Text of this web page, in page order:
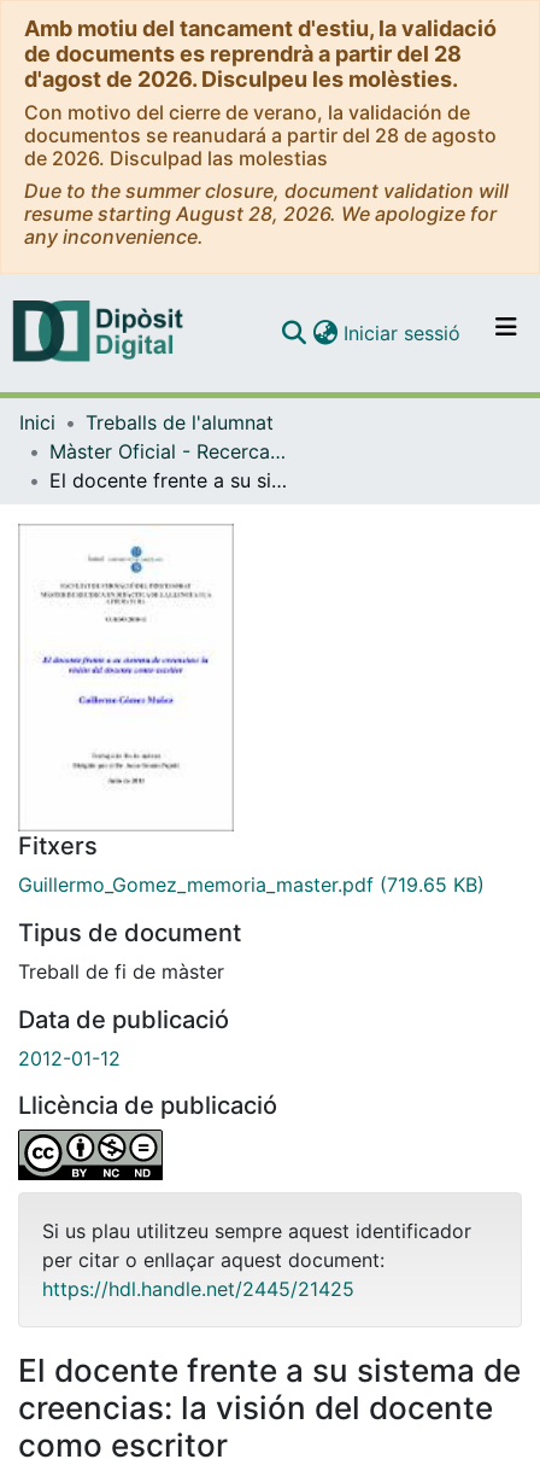
Amb motiu del tancament d'estiu, la validació
de documents es reprendrà a partir del 28
d'agost de 2026. Disculpeu les molèsties.
Con motivo del cierre de verano, la validación de
documentos se reanudará a partir del 28 de agosto
de 2026. Disculpad las molestias
Due to the summer closure, document validation will
resume starting August 28, 2026. We apologize for
any inconvenience.
Navega per tot el DD
Com publicar
Iniciar sessió (current)
Inici
Treballs de l'alumnat
Màster Oficial - Recerca en Didàctica de la Llengua i la Literatura
El docente frente a su sistema de creencias: la visión del docente como escritor
Fitxers
Guillermo_Gomez_memoria_master.pdf (719.65 KB)
Tipus de document
Treball de fi de màster
Data de publicació
2012-01-12
Llicència de publicació
Si us plau utilitzeu sempre aquest identificador
per citar o enllaçar aquest document:
https://hdl.handle.net/2445/21425
El docente frente a su sistema de
creencias: la visión del docente
como escritor